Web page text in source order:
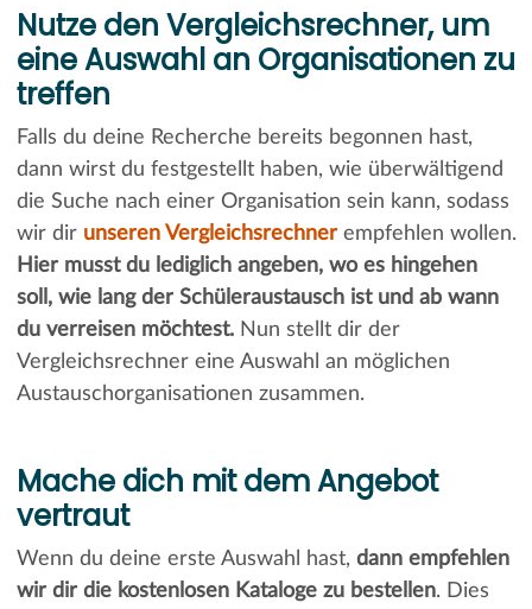
Nutze den Vergleichsrechner, um
eine Auswahl an Organisationen zu
treffen
Falls du deine Recherche bereits begonnen hast,
dann wirst du festgestellt haben, wie überwältigend
die Suche nach einer Organisation sein kann, sodass
wir dir unseren Vergleichsrechnerempfehlen wollen.
Hier musst du lediglich angeben, wo es hingehen
soll, wie lang der Schüleraustausch ist und ab wann
du verreisen möchtest.Nun stellt dir der
Vergleichsrechner eine Auswahl an möglichen
Austauschorganisationen zusammen.
Mache dich mit dem Angebot
vertraut
Wenn du deine erste Auswahl hast, dann empfehlen
wir dir die kostenlosen Kataloge zu bestellen. Dies